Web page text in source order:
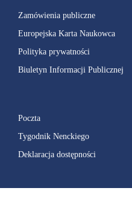
Zamówienia publiczne
Europejska Karta Naukowca
Polityka prywatności
Biuletyn Informacji Publicznej
Poczta
Tygodnik Nenckiego
Deklaracja dostępności